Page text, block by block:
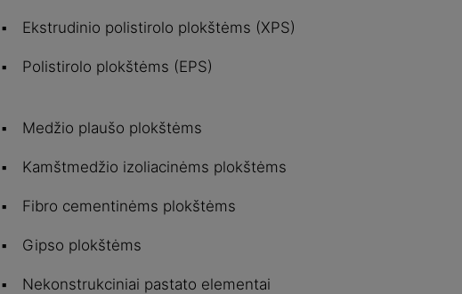
Ekstrudinio polistirolo plokštėms (XPS)
Polistirolo plokštėms (EPS)
Medžio plaušo plokštėms
Kamštmedžio izoliacinėms plokštėms
Fibro cementinėms plokštėms
Gipso plokštėms
Nekonstrukciniai pastato elementai